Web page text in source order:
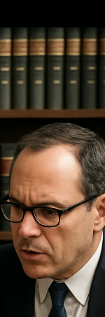
https://ademilsoncs.adv.br/a-importancia-da-investigacao-defensiva-na-advocacia-criminal-um-caminho-para-a-justica/